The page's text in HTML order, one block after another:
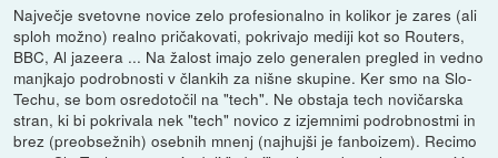
Največje svetovne novice zelo profesionalno in kolikor je zares (ali
sploh možno) realno pričakovati, pokrivajo mediji kot so Routers,
BBC, Al jazeera ... Na žalost imajo zelo generalen pregled in vedno
manjkajo podrobnosti v člankih za nišne skupine. Ker smo na Slo-
Techu, se bom osredotočil na "tech". Ne obstaja tech novičarska
stran, ki bi pokrivala nek "tech" novico z izjemnimi podrobnostmi in
brez (preobsežnih) osebnih mnenj (najhujši je fanboizem). Recimo